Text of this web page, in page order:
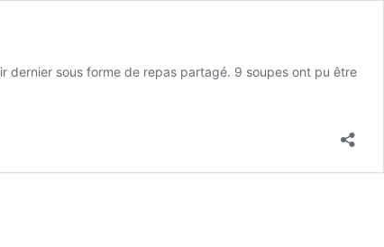
dernier sous forme de repas partagé. 9 soupes ont pu être